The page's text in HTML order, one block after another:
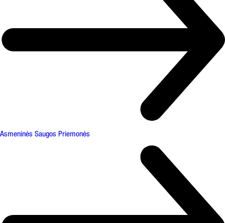
Asmeninės Saugos Priemonės